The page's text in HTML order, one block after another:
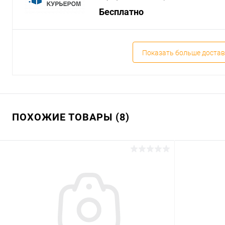
Бесплатно
Показать больше
ПОХОЖИЕ ТОВАРЫ (8)